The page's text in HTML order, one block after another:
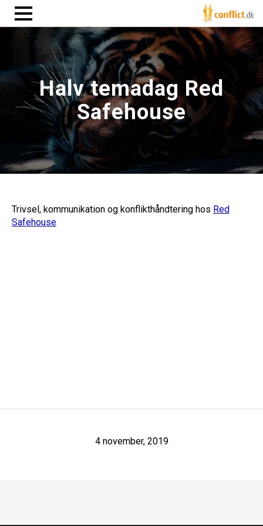
Halv temadag Red
Safehouse
Trivsel, kommunikation og konflikthåndtering hos Red
Safehouse
4 november, 2019